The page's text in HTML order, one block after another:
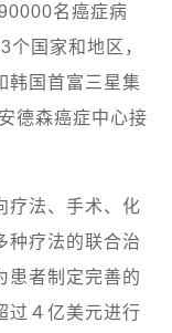
名癌症病
国家和地区，
韩国首富三星集
德森癌症中心接
疗法、手术、化
种疗法的联合治
患者制定完善的
过４亿美元进行